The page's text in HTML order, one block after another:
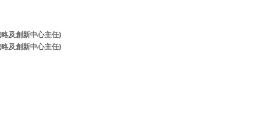
及創新中心主任)
及創新中心主任)